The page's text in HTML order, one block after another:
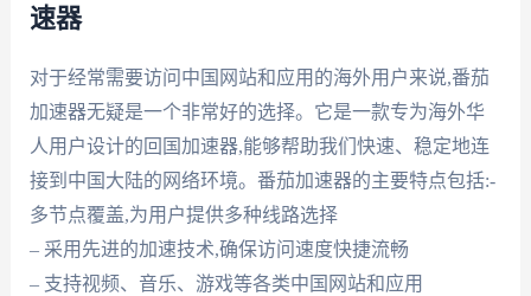
速器
对于经常需要访问中国网站和应用的海外用户来说,番茄
加速器无疑是一个非常好的选择。它是一款专为海外华
人用户设计的回国加速器,能够帮助我们快速、稳定地连
接到中国大陆的网络环境。番茄加速器的主要特点包括:-
多节点覆盖,为用户提供多种线路选择
– 采用先进的加速技术,确保访问速度快捷流畅
– 支持视频、音乐、游戏等各类中国网站和应用